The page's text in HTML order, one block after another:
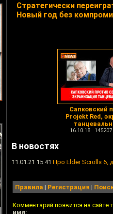
Стратегически
Новый год без
Сапковский
Projekt Red,
16.10.18 145207
В новостях
11.01.21 15:41 Про Elder Scrolls 6,
Правила | Регистрация |
Комментарий появится на
имя: